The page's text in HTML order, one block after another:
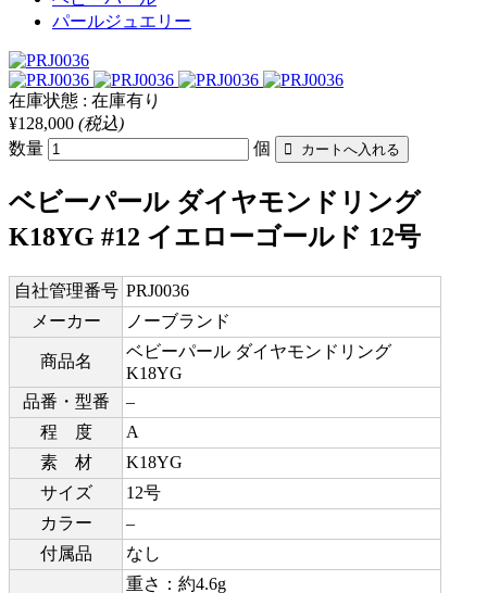
パールジュエリー
在庫状態 : 在庫有り
¥128,000 (税込)
数量
個
ベビーパール ダイヤモンドリング
K18YG #12 イエローゴールド 12号
自社管理番号 PRJ0036
メーカー
ノーブランド
商品名
ベビーパール ダイヤモンドリング
K18YG
品番・型番
–
程 度
A
素 材
K18YG
サイズ
12号
カラー
–
付属品
なし
重さ：約4.6g